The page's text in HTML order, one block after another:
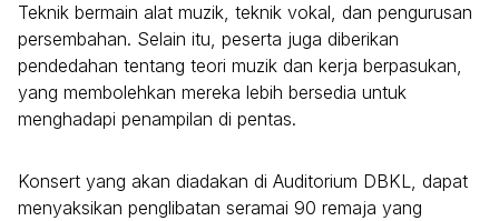
Teknik bermain alat muzik, teknik vokal, dan pengurusan
persembahan. Selain itu, peserta juga diberikan
pendedahan tentang teori muzik dan kerja berpasukan,
yang membolehkan mereka lebih bersedia untuk
menghadapi penampilan di pentas.
Konsert yang akan diadakan di Auditorium DBKL, dapat
menyaksikan penglibatan seramai 90 remaja yang